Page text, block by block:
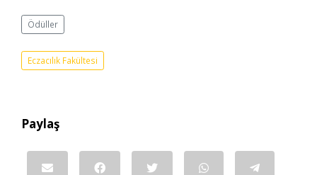
Ödüller
Eczacılık Fakültesi
Paylaş